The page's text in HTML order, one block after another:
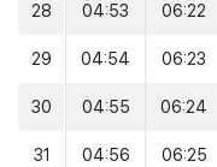
28 04:53 06:22
29 04:54 06:23
30 04:55 06:24
31 04:56 06:25